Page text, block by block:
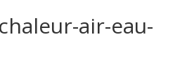
air-eau-